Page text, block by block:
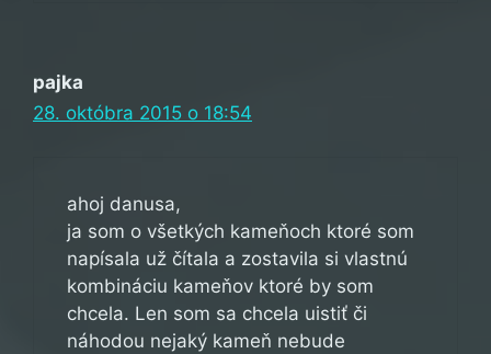
pajka
28. októbra 2015 o 18:54
ahoj danusa,
ja som o všetkých kameňoch ktoré som
napísala už čítala a zostavila si vlastnú
kombináciu kameňov ktoré by som
chcela. Len som sa chcela uistiť či
náhodou nejaký kameň nebude